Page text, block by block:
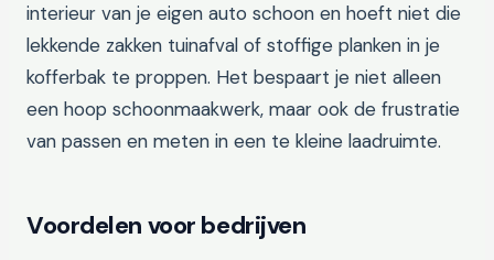
interieur van je eigen auto schoon en hoeft niet die
lekkende zakken tuinafval of stoffige planken in je
kofferbak te proppen. Het bespaart je niet alleen
een hoop schoonmaakwerk, maar ook de frustratie
van passen en meten in een te kleine laadruimte.
Voordelen voor bedrijven